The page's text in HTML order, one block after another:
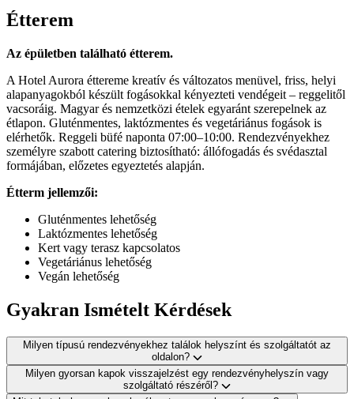
Étterem
Az épületben található étterem.
A Hotel Aurora éttereme kreatív és változatos menüvel, friss, helyi
alapanyagokból készült fogásokkal kényezteti vendégeit – reggelitől
vacsoráig. Magyar és nemzetközi ételek egyaránt szerepelnek az
étlapon. Gluténmentes, laktózmentes és vegetáriánus fogások is
elérhetők. Reggeli büfé naponta 07:00–10:00. Rendezvényekhez
személyre szabott catering biztosítható: állófogadás és svédasztal
formájában, előzetes egyeztetés alapján.
Étterm jellemzői:
Gluténmentes lehetőség
Laktózmentes lehetőség
Kert vagy terasz kapcsolatos
Vegetáriánus lehetőség
Vegán lehetőség
Gyakran Ismételt Kérdések
Milyen típusú rendezvényekhez találok helyszínt és szolgáltatót az
oldalon?
Milyen gyorsan kapok visszajelzést egy rendezvényhelyszín vagy
szolgáltató részéről?